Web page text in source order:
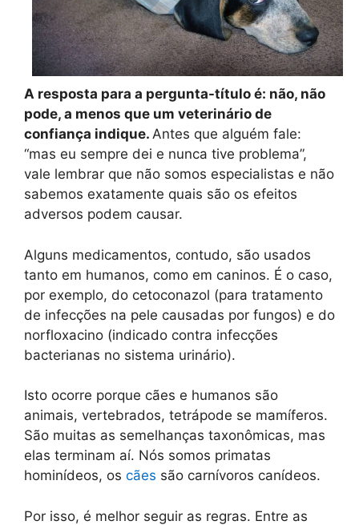
A resposta para a pergunta-título é: não, não
pode, a menos que um veterinário de
confiança indique. Antes que alguém fale:
“mas eu sempre dei e nunca tive problema”,
vale lembrar que não somos especialistas e não
sabemos exatamente quais são os efeitos
adversos podem causar.
Alguns medicamentos, contudo, são usados
tanto em humanos, como em caninos. É o caso,
por exemplo, do cetoconazol (para tratamento
de infecções na pele causadas por fungos) e do
norfloxacino (indicado contra infecções
bacterianas no sistema urinário).
Isto ocorre porque cães e humanos são
animais, vertebrados, tetrápode se mamíferos.
São muitas as semelhanças taxonômicas, mas
elas terminam aí. Nós somos primatas
hominídeos, os cães são carnívoros canídeos.
Por isso, é melhor seguir as regras. Entre as